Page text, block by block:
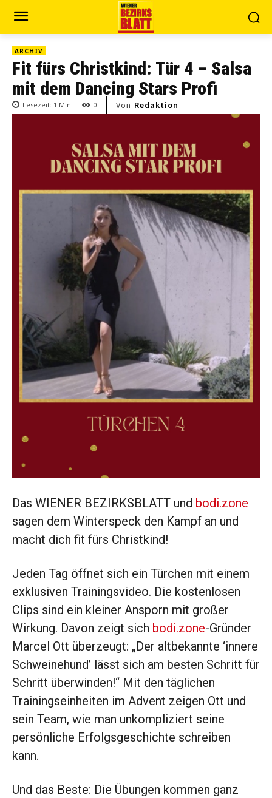
ARCHIV
Fit fürs Christkind: Tür 4 – Salsa
mit dem Dancing Stars Profi
Lesezeit: 1 Min. 0 Von Redaktion
Das WIENER BEZIRKSBLATT und bodi.zone
sagen dem Winterspeck den Kampf an und
macht dich fit fürs Christkind!
Jeden Tag öffnet sich ein Türchen mit einem
exklusiven Trainingsvideo. Die kostenlosen
Clips sind ein kleiner Ansporn mit großer
Wirkung. Davon zeigt sich bodi.zone-Gründer
Marcel Ott überzeugt: „Der altbekannte ‘innere
Schweinehund’ lässt sich am besten Schritt für
Schritt überwinden!“ Mit den täglichen
Trainingseinheiten im Advent zeigen Ott und
sein Team, wie man unkompliziert seine
persönliche Erfolgsgeschichte schreiben
kann.
Und das Beste: Die Übungen kommen ganz